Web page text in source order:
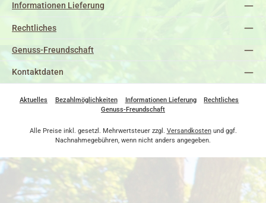
Informationen Lieferung
Rechtliches
Genuss-Freundschaft
Kontaktdaten
Aktuelles Bezahlmöglichkeiten Informationen Lieferung
Rechtliches
Genuss-Freundschaft
Alle Preise inkl. gesetzl. Mehrwertsteuer zzgl. Versandkostenund ggf.
Nachnahmegebühren, wenn nicht anders angegeben.